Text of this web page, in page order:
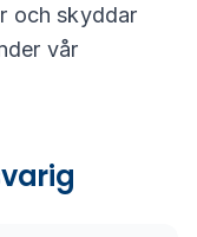
och skyddar
vår